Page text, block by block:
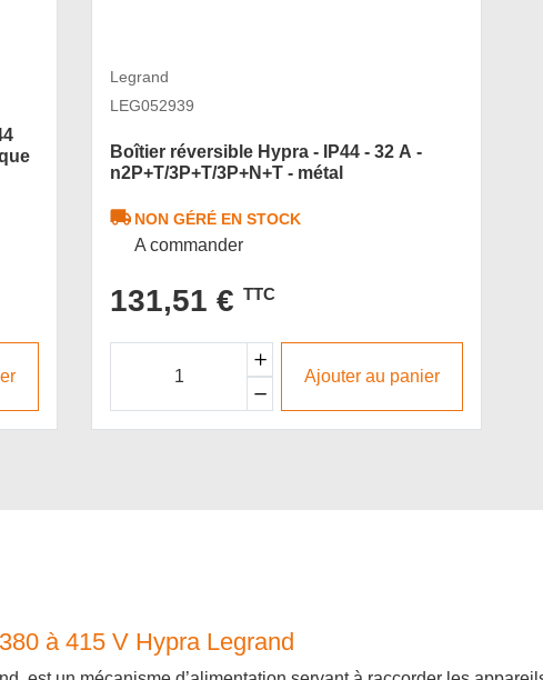
Legrand
LEG052939
Boîtier réversible Hypra - IP44 - 32 A -
n2P+T/3P+T/3P+N+T - métal
NON GÉRÉ EN STOCK
A commander
131,51 € TTC
Ajouter au panier
à 415 V Hypra Legrand